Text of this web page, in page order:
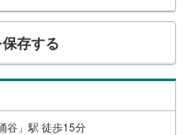
存する
谷」駅 徒歩15分